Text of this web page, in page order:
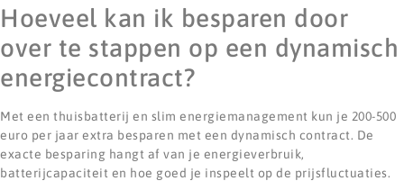
Hoeveel kan ik besparen door
over te stappen op een dynamisch
energiecontract?
Met een thuisbatterij en slim energiemanagement kun je 200-500
euro per jaar extra besparen met een dynamisch contract. De
exacte besparing hangt af van je energieverbruik,
batterijcapaciteit en hoe goed je inspeelt op de prijsfluctuaties.